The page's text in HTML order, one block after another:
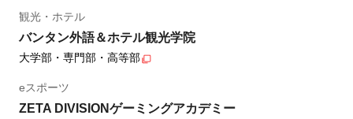
観光・ホテル
バンタン外語＆ホテル観光学院
大学部・専門部・高等部
eスポーツ
ZETA DIVISIONゲーミングアカデミー